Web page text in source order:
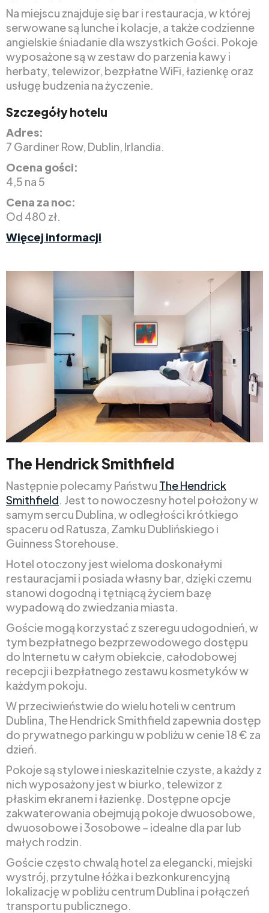
Na miejscu znajduje się bar i restauracja, w której
serwowane są lunche i kolacje, a także codzienne
angielskie śniadanie dla wszystkich Gości. Pokoje
wyposażone są w zestaw do parzenia kawy i
herbaty, telewizor, bezpłatne WiFi, łazienkę oraz
usługę budzenia na życzenie.
Szczegóły hotelu
Adres:
7 Gardiner Row, Dublin, Irlandia.
Ocena gości:
4,5 na 5
Cena za noc:
Od 480 zł.
Więcej informacji
The Hendrick Smithfield
Następnie polecamy Państwu The Hendrick
Smithfield. Jest to nowoczesny hotel położony w
samym sercu Dublina, w odległości krótkiego
spaceru od Ratusza, Zamku Dublińskiego i
Guinness Storehouse.
Hotel otoczony jest wieloma doskonałymi
restauracjami i posiada własny bar, dzięki czemu
stanowi dogodną i tętniącą życiem bazę
wypadową do zwiedzania miasta.
Goście mogą korzystać z szeregu udogodnień, w
tym bezpłatnego bezprzewodowego dostępu
do Internetu w całym obiekcie, całodobowej
recepcji i bezpłatnego zestawu kosmetyków w
każdym pokoju.
W przeciwieństwie do wielu hoteli w centrum
Dublina, The Hendrick Smithfield zapewnia dostęp
do prywatnego parkingu w pobliżu w cenie 18 € za
dzień.
Pokoje są stylowe i nieskazitelnie czyste, a każdy z
nich wyposażony jest w biurko, telewizor z
płaskim ekranem i łazienkę. Dostępne opcje
zakwaterowania obejmują pokoje dwuosobowe,
dwuosobowe i 3osobowe – idealne dla par lub
małych rodzin.
Goście często chwalą hotel za elegancki, miejski
wystrój, przytulne łóżka i bezkonkurencyjną
lokalizację w pobliżu centrum Dublina i połączeń
transportu publicznego.